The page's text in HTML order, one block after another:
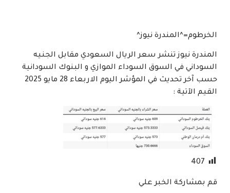
الخرطوم=^المندرة نيوز^
المندرة نيوز تنشر سعر الريال السعودي مقابل الجنيه
السوداني في السوق السوداء الموازي و البنوك السودانية
حسب آخر تحديث في المؤشر اليوم الاربعاء 28 مايو 2025
القيم الآتية :
407
قم بمشاركة الخبر علي